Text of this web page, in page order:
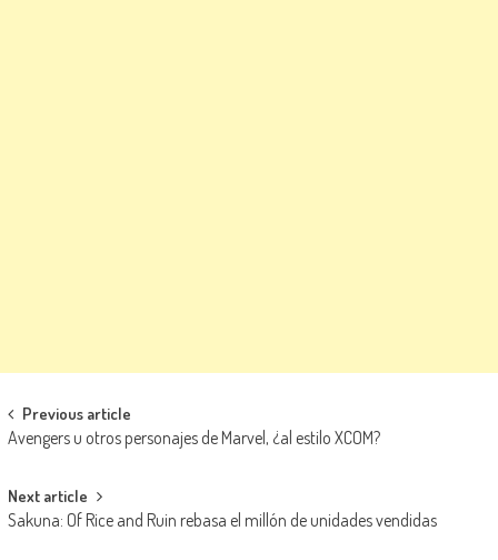
Navegación de entradas
Previous article
Avengers u otros personajes de Marvel, ¿al estilo XCOM?
Next article
Sakuna: Of Rice and Ruin rebasa el millón de unidades vendidas